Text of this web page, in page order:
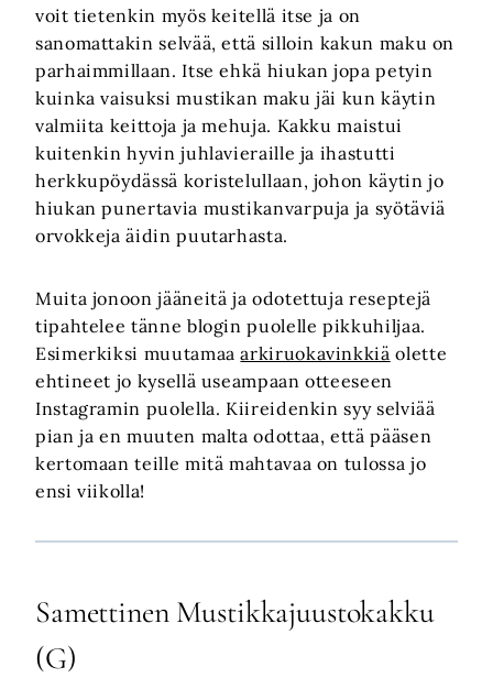
voit tietenkin myös keitellä itse ja on
sanomattakin selvää, että silloin kakun maku on
parhaimmillaan. Itse ehkä hiukan jopa petyin
kuinka vaisuksi mustikan maku jäi kun käytin
valmiita keittoja ja mehuja. Kakku maistui
kuitenkin hyvin juhlavieraille ja ihastutti
herkkupöydässä koristelullaan, johon käytin jo
hiukan punertavia mustikanvarpuja ja syötäviä
orvokkeja äidin puutarhasta.
Muita jonoon jääneitä ja odotettuja reseptejä
tipahtelee tänne blogin puolelle pikkuhiljaa.
Esimerkiksi muutamaaarkiruokavinkkiä olette
ehtineet jo kysellä useampaan otteeseen
Instagramin puolella. Kiireidenkin syy selviää
pian ja en muuten malta odottaa, että pääsen
kertomaan teille mitä mahtavaa on tulossa jo
ensi viikolla!
Samettinen Mustikkajuustokakku
(G)